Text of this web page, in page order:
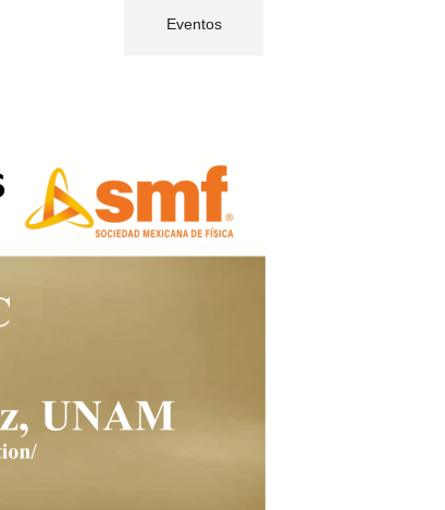
Eventos